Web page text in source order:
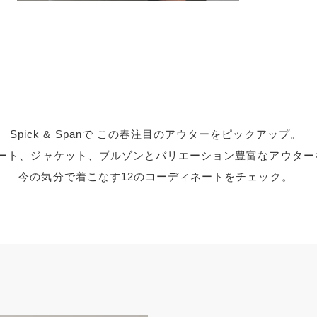
Spick & Spanで この春注目のアウターをピックアップ。
ト、ジャケット、ブルゾンとバリエーション豊富なアウター
今の気分で着こなす12のコーディネートをチェック。